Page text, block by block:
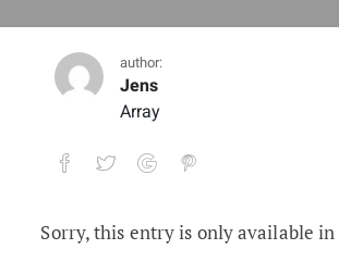
author:
Jens
Array
(Deutsch) Hell Rides
Sorry, this entry is only available in